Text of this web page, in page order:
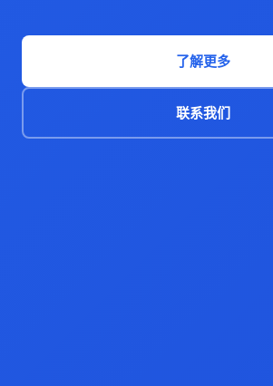
了解更多
联系我们